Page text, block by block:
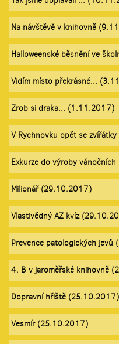
Na návštěvě v knihovně
Halloweenské běsnění ve
Vidím místo překrásné...
Zrob si draka... (1.11.2017)
V Rychnovku opět se
Exkurze do výroby
Milionář (29.10.2017)
Vlastivědný AZ kvíz
Prevence patologických
4. B v jaroměřské knihovně
Dopravní hřiště (25.10.2017)
Vesmír (25.10.2017)